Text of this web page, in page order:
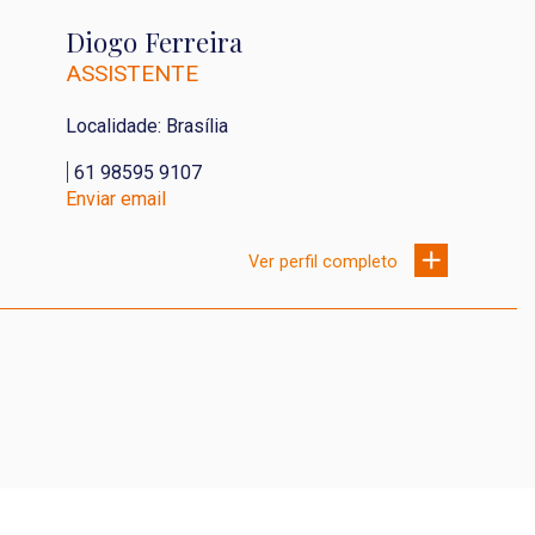
Diogo Ferreira
ASSISTENTE
Localidade: Brasília
|61 98595 9107
Enviar email
Ver perfil completo